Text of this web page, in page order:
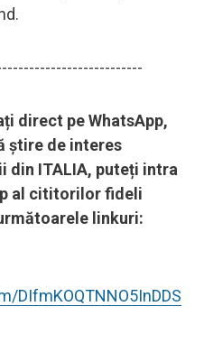
direct pe WhatsApp,
știre de interes
din ITALIA, puteți intra
al cititorilor fideli
linkuri:
DIfmKOQTNNO5InDDS